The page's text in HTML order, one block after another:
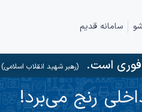
سامانه قدیم
فوری است.(رهبر شهید انقلاب اسلامی)
رنج می‌برد!